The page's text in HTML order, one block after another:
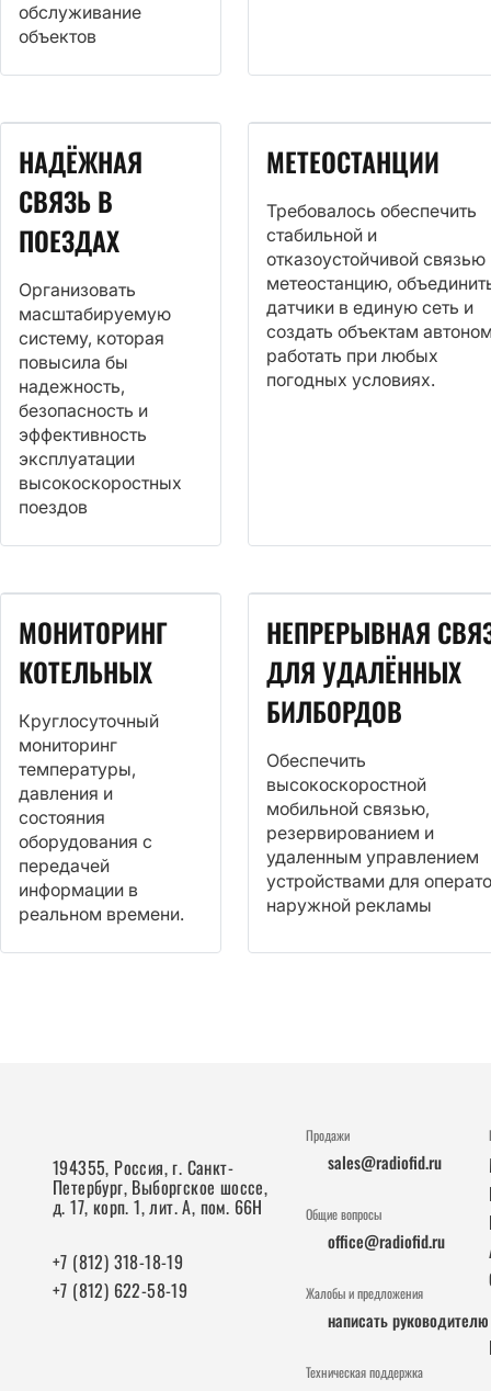
обслуживание
объектов
НАДЁЖНАЯ
СВЯЗЬ В
ПОЕЗДАХ
Организовать
масштабируемую
систему, которая
повысила бы
надежность,
безопасность и
эффективность
эксплуатации
высокоскоростных
поездов
МЕТЕОСТАНЦИИ
Требовалось обеспечить
стабильной и
отказоустойчивой связью
метеостанцию,
датчики в единую сеть и
создать объектам
работать при любых
погодных условиях.
МОНИТОРИНГ
КОТЕЛЬНЫХ
Круглосуточный
мониторинг
температуры,
давления и
состояния
оборудования с
передачей
информации в
реальном времени.
НЕПРЕРЫВНАЯ
ДЛЯ УДАЛЁННЫХ
БИЛБОРДОВ
Обеспечить
высокоскоростной
мобильной связью,
резервированием и
удаленным управлением
устройствами для
наружной рекламы
194355, Россия, г. Санкт-
Петербург, Выборгское шоссе,
д. 17, корп. 1, лит. А, пом. 66Н
+7 (812) 318-18-19
+7 (812) 622-58-19
Продажи
sales@radiofid.ru
Общие вопросы
office@radiofid.ru
Жалобы и предложения
написать руководителю
Техническая поддержка